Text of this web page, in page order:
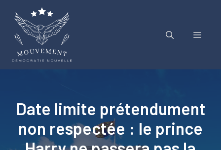
contenu
Menu
Date limite prétendument
non respectée : le prince